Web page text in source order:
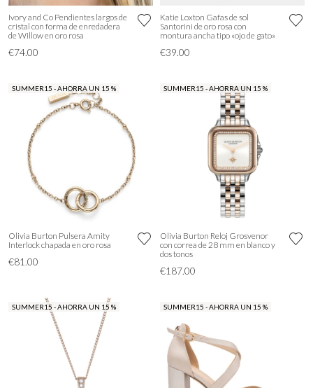
Ivory and Co Pendientes largos de
cristal con forma de enredadera
de Willow en oro rosa
€74.00
Katie Loxton Gafas de sol
Santorini de oro rosa con
montura ancha tipo «ojo de gato»
€39.00
SUMMER15 - AHORRA UN 15 %
Olivia Burton Pulsera Amity
Interlock chapada en oro rosa
€81.00
SUMMER15 - AHORRA UN 15 %
Olivia Burton Reloj Grosvenor
con correa de 28 mm en blanco y
dos tonos
€187.00
SUMMER15 - AHORRA UN 15 % SUMMER15 - AHORRA UN 15 %